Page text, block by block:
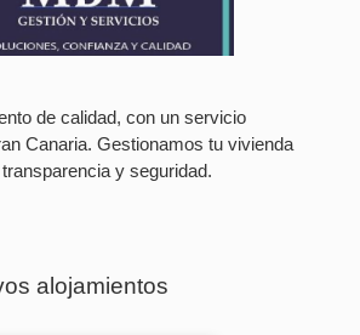
de calidad, con un servicio
Canaria. Gestionamos tu vivienda
y seguridad.
alojamientos